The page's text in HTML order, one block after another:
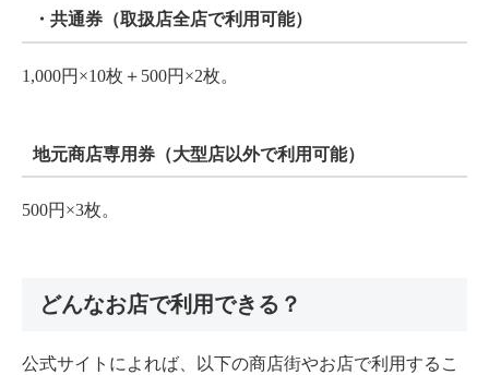
・共通券（取扱店全店で利用可能）
1,000円×10枚＋500円×2枚。
地元商店専用券（大型店以外で利用可能）
500円×3枚。
どんなお店で利用できる？
公式サイトによれば、以下の商店街やお店で利用するこ